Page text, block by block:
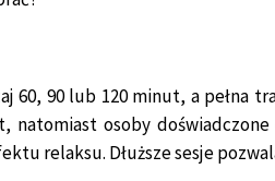
60, 90 lub 120 minut, a pełna
natomiast osoby
relaksu. Dłuższe sesje